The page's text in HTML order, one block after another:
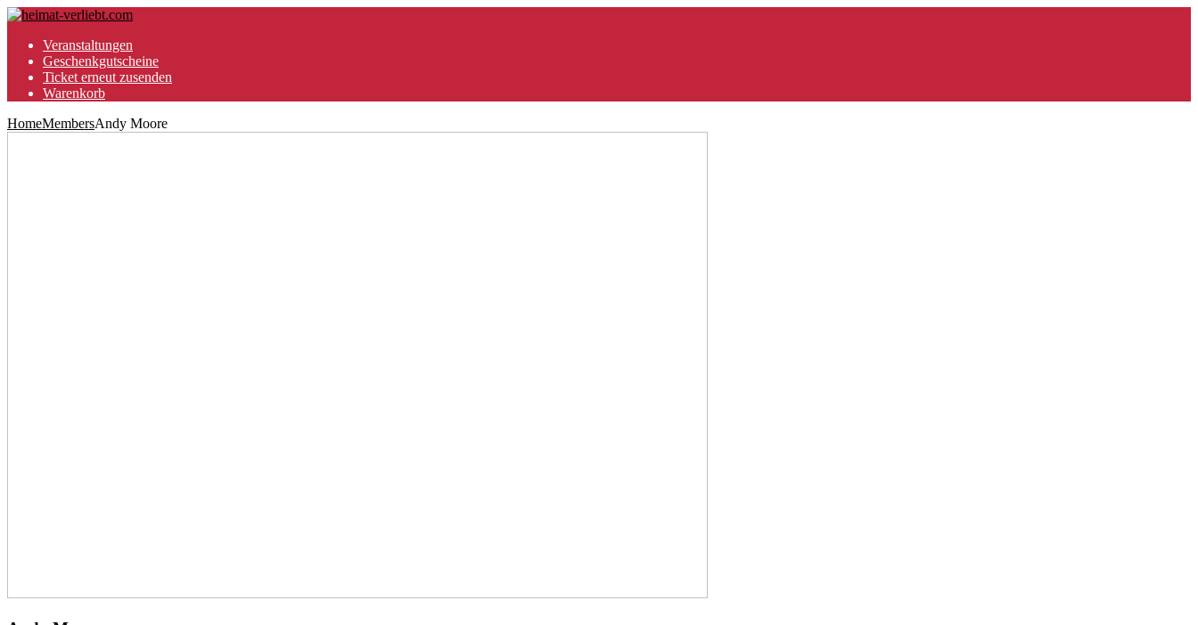
Veranstaltungen
Geschenkgutscheine
Ticket erneut zusenden
Warenkorb
HomeMembersAndy Moore